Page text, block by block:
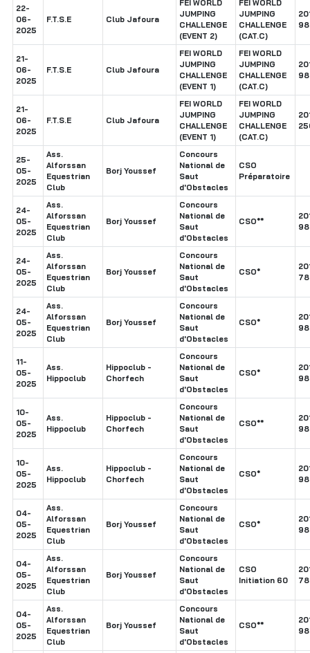
22-
06-
2025
F.T.S.E Club Jafoura
FEI WORLD
JUMPING
CHALLENGE
(EVENT 2)
FEI WORLD
JUMPING
CHALLENGE
(CAT.C)
21-
06-
2025
F.T.S.E Club Jafoura
FEI WORLD
JUMPING
CHALLENGE
(EVENT 1)
FEI WORLD
JUMPING
CHALLENGE
(CAT.C)
21-
06-
2025
F.T.S.E Club Jafoura
FEI WORLD
JUMPING
CHALLENGE
(EVENT 1)
FEI WORLD
JUMPING
CHALLENGE
(CAT.C)
25-
05-
2025
Ass.
Alforssan
Equestrian
Club
Borj Youssef
Concours
National de
Saut
d'Obstacles
CSO
Préparatoire
24-
05-
2025
Ass.
Alforssan
Equestrian
Club
Borj Youssef
Concours
National de
Saut
d'Obstacles
CSO**
24-
05-
2025
Ass.
Alforssan
Equestrian
Club
Borj Youssef
Concours
National de
Saut
d'Obstacles
CSO*
24-
05-
2025
Ass.
Alforssan
Equestrian
Club
Borj Youssef
Concours
National de
Saut
d'Obstacles
CSO*
11-
05-
2025
Ass.
Hippoclub
Hippoclub -
Chorfech
Concours
National de
Saut
d'Obstacles
CSO*
10-
05-
2025
Ass.
Hippoclub
Hippoclub -
Chorfech
Concours
National de
Saut
d'Obstacles
CSO**
10-
05-
2025
Ass.
Hippoclub
Hippoclub -
Chorfech
Concours
National de
Saut
d'Obstacles
CSO*
04-
05-
2025
Ass.
Alforssan
Equestrian
Club
Borj Youssef
Concours
National de
Saut
d'Obstacles
CSO*
04-
05-
2025
Ass.
Alforssan
Equestrian
Club
Borj Youssef
Concours
National de
Saut
d'Obstacles
CSO
Initiation 60
04-
05-
2025
Ass.
Alforssan
Equestrian
Club
Borj Youssef
Concours
National de
Saut
d'Obstacles
CSO**